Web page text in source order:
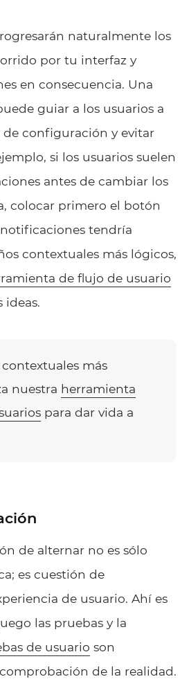
naturalmente los
por tu interfaz y
en consecuencia. Una
guiar a los usuarios a
de configuración y evitar
si los usuarios suelen
antes de cambiar los
colocar primero el botón
tendría
contextuales más lógicos,
de flujo de usuario
ideas.
contextuales más
nuestra herramienta
para dar vida a
de alternar no es sólo
es cuestión de
de usuario. Ahí es
las pruebas y la
de usuario son
de la realidad.